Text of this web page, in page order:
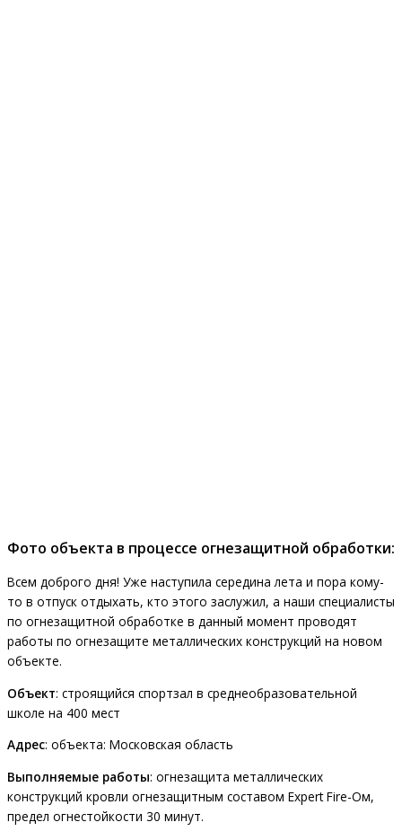
Фото объекта в процессе огнезащитной обработки:
Всем доброго дня! Уже наступила середина лета и пора кому-
то в отпуск отдыхать, кто этого заслужил, а наши специалисты
по огнезащитной обработке в данный момент проводят
работы по огнезащите металлических конструкций на новом
объекте.
Объект: строящийся спортзал в среднеобразовательной
школе на 400 мест
Адрес: объекта: Московская область
Выполняемые работы: огнезащита металлических
конструкций кровли огнезащитным составом Expert Fire-Oм,
предел огнестойкости 30 минут.